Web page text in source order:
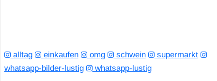
alltag einkaufen omg schwein
supermarkt
whatsapp-bilder-lustig
whatsapp-lustig